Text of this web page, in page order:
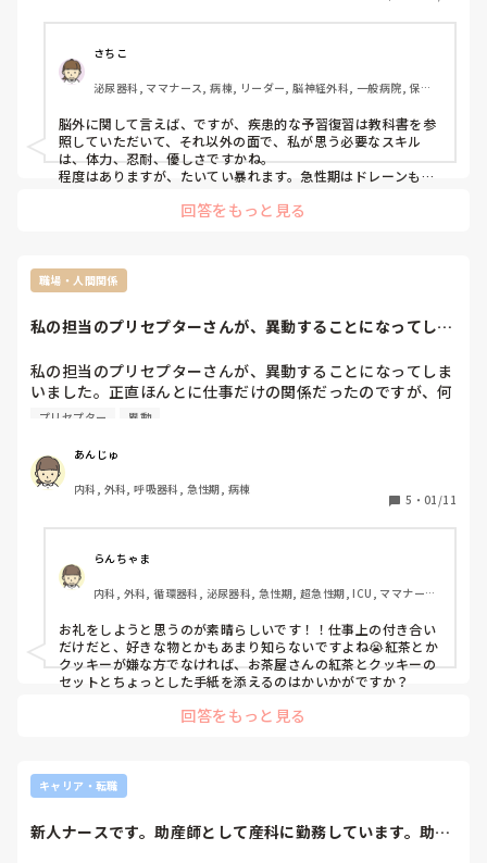
さちこ
泌尿器科, ママナース, 病棟, リーダー, 脳神経外科, 一般病院, 保育
脳外に関して言えば、ですが、疾患的な予習復習は教科書を参
照していただいて、それ以外の面で、私が思う必要なスキル
は、体力、忍耐、優しさですかね。
程度はありますが、たいてい暴れます。急性期はドレーンもCV
ちらも全力で抑え込まなければなりません。暴言暴力は日常茶
ただし、これらは認知症と違って、脳外科的な高次脳障害なの
で、リハビリで改善する部分もあるので、広い心で見守りたい
片麻痺でも失語でも、起こして車椅子乗せて、少しずつでもリ
これがあるから、脳外はやめられません。
回答をもっと見る
職場・人間関係
私の担当のプリセプターさんが、異動することになってしま
私の担当のプリセプターさんが、異動することになってしま
いました。正直ほんとに仕事だけの関係だったのですが、何
かお礼はしないといけないなと思っています。どのような物
プリセプター 異動
あんじゅ
内科, 外科, 呼吸器科, 急性期, 病棟
5 ・ 01/11
らんちゃま
内科, 外科, 循環器科, 泌尿器科, 急性期, 超急性期, ICU, ママナース,
お礼をしようと思うのが素晴らしいです！！仕事上の付き合い
だけだと、好きな物とかもあまり知らないですよね😭紅茶とか
クッキーが嫌な方でなければ、お茶屋さんの紅茶とクッキーの
セットとちょっとした手紙を添えるのはかいかがですか？
回答をもっと見る
キャリア・転職
新人ナースです。助産師として産科に勤務しています。助産